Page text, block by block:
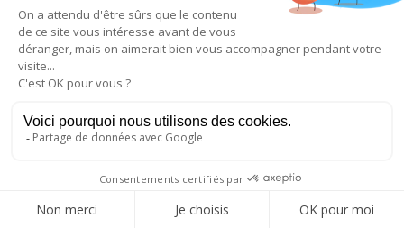
Délais de paiement : Que